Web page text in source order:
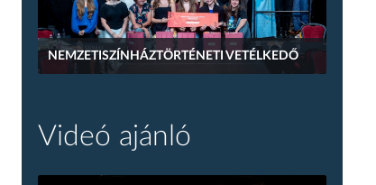
NEMZETISZÍNHÁZTÖRTÉNETI VETÉLKEDŐ
Videó ajánló